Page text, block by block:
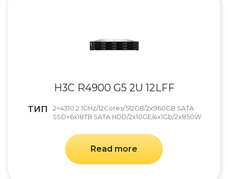
H3C R4900 G5 2U 12LFF
ТИП
2×4310 2.1GHz/12Cores/512GB/2x960GB SATA
SSD+6x18TB SATA HDD/2x10GE/4x1Gb/2x850W
Read more